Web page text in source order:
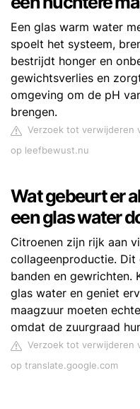
Een glas warm water
spoelt het systeem,
bestrijdt honger en
gewichtsverlies en
omgeving om de pH
brengen.
Verzoek tot verwijderen
op leefbewust.nu
Wat gebeurt er
een glas water
Citroenen zijn rijk aan
collageenproductie. Dit
banden en gewrichten.
glas water en geniet
maagzuur moeten
omdat de zuurgraad
Verzoek tot verwijderen
op translate.google.com